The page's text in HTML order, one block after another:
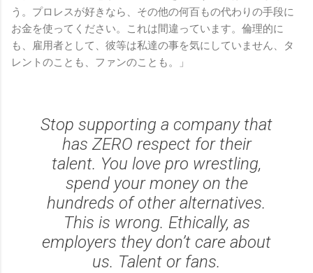
う。プロレスが好きなら、その他の何百もの代わりの手段に
お金を使ってください。これは間違っています。倫理的に
も、雇用者として、彼等は私達の事を気にしていません、タ
レントのことも、ファンのことも。」
Stop supporting a company that
has ZERO respect for their
talent. You love pro wrestling,
spend your money on the
hundreds of other alternatives.
This is wrong. Ethically, as
employers they don’t care about
us. Talent or fans.